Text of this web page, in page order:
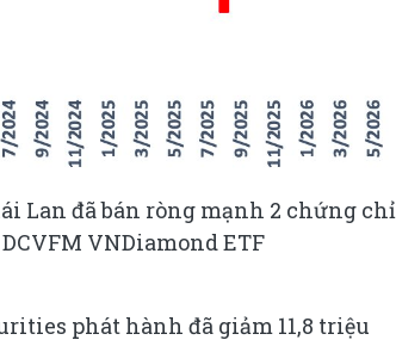
Lan đã bán ròng mạnh 2 chứng chỉ
VNDiamond ETF
phát hành đã giảm 11,8 triệu